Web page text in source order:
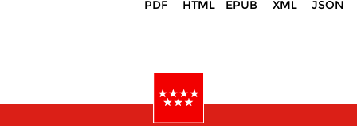
PDF HTML EPUB XML JSON